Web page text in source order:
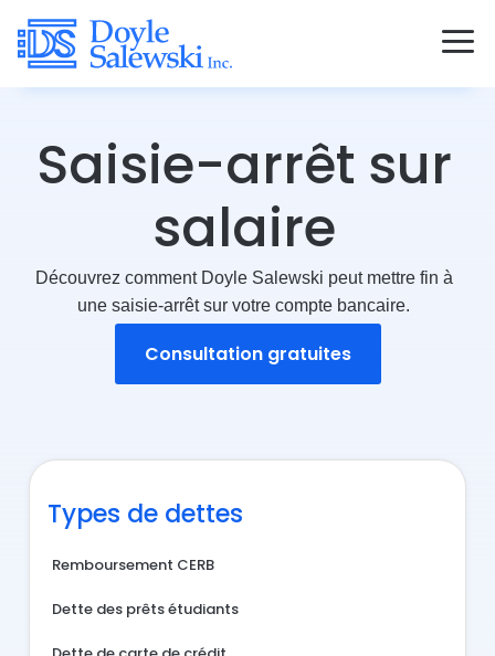
Saisie-arrêt sur
salaire
Découvrez comment Doyle Salewski peut mettre fin à
une saisie-arrêt sur votre compte bancaire.
Consultation gratuites
Types de dettes
Remboursement CERB
Dette des prêts étudiants